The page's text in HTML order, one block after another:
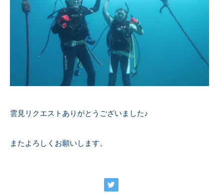
雲見リクエストありがとうございました♪
またよろしくお願いします。